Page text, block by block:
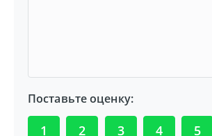
Поставьте оценку:
1 2 3 4 5